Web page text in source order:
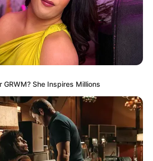
instagram/boakwon)
GRWM? She Inspires Millions